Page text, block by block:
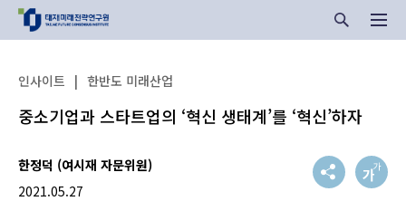
인사이트 | 한반도 미래산업
중소기업과 스타트업의 ‘혁신 생태계’를 ‘혁신’하자
한정덕 (여시재 자문위원)
2021.05.27